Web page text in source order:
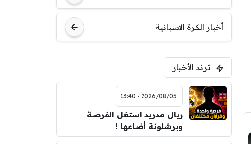
أخبار الكرة الاسبانية
ترند الأخبار
2026/08/05 - 13:40
ريال مدريد استغل الفرصة
وبرشلونة أضاعها !